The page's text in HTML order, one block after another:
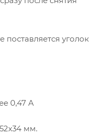
поставляется уголок
0,47 А
мм.